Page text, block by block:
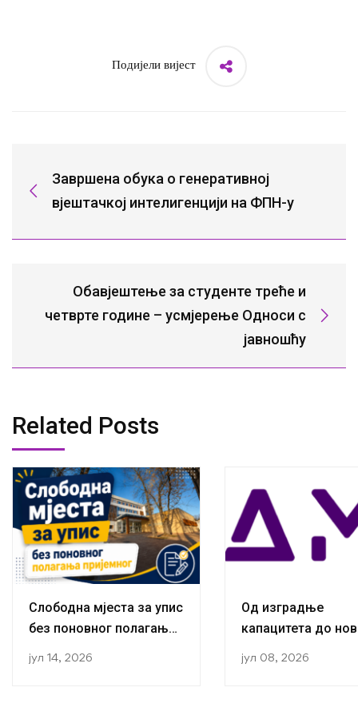
Подијели вијест
Завршена обука о генеративној
вјештачкој интелигенцији на ФПН-у
Обавјештење за студенте треће и
четврте године – усмјерење Односи с
јавношћу
Related Posts
Слободна мјеста за упис
без поновног полагања
јул 14, 2026
Од изградње
капацитета до
јул 08, 2026